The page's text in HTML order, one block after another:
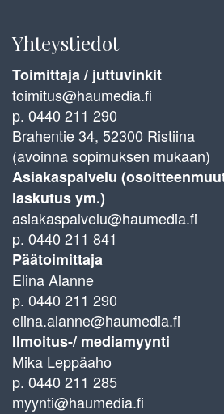
Yhteystiedot
Toimittaja / juttuvinkit
toimitus@haumedia.fi
p. 0440 211 290
Brahentie 34, 52300 Ristiina
(avoinna sopimuksen mukaan)
Asiakaspalvelu
laskutus ym.)
asiakaspalvelu@haumedia.fi
p. 0440 211 841
Päätoimittaja
Elina Alanne
p. 0440 211 290
elina.alanne@haumedia.fi
Ilmoitus-/ mediamyynti
Mika Leppäaho
p. 0440 211 285
myynti@haumedia.fi